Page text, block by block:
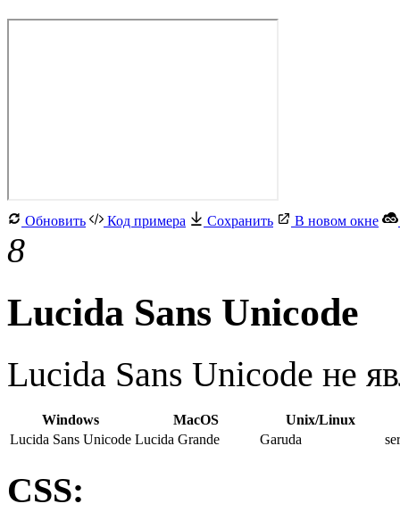
Обновить Код примера Сохранить В новом окне
8
Lucida Sans Unicode
Lucida Sans Unicode не
Windows MacOS
Unix/Linux
Lucida Sans Unicode Lucida Grande Garuda
CSS: